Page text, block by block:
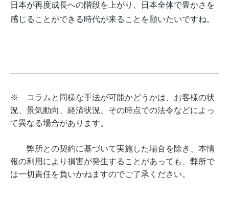
日本が再度成長への階段を上がり、日本全体で豊かさを
感じることができる時代が来ることを願いたいですね。
※ コラムと同様な手法が可能かどうかは、お客様の状
況、景気動向、経済状況、その時点での法令などによっ
て異なる場合があります。
弊所との契約に基づいて実施した場合を除き、本情
報の利用により損害が発生することがあっても、弊所で
は一切責任を負いかねますのでご了承ください。